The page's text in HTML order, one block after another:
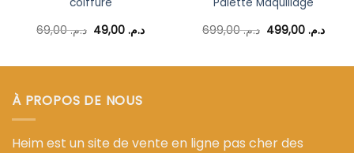
د.م.69,00 Le
prix
د.م. 69,00.
د.م.49,00 Le
د.م. 49,00.
د.م.699,00 Le
د.م. 699,00.
د.م.499,00 Le
د.م. 35,00.
À PROPOS DE NOUS
Heim est un site de vente en ligne pas cher des